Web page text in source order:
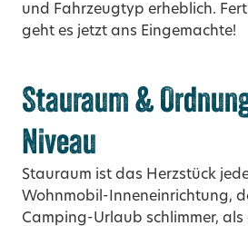
und Fahrzeugtyp erheblich.
geht es jetzt ans Eingemachte!
Stauraum &
Niveau
Stauraum ist das Herzstück
Wohnmobil-Inneneinrichtung,
Camping-Urlaub schlimmer,